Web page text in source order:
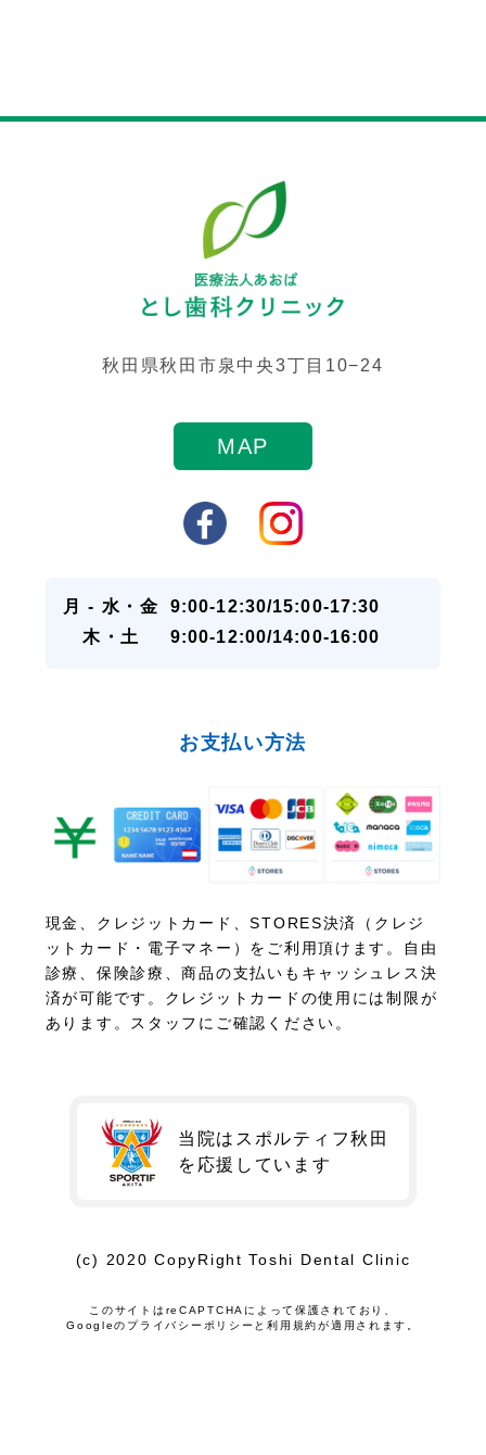
秋田県秋田市泉中央3丁目10−24
MAP
月 - 水・金
9:00-12:30/15:00-17:30
木・土
9:00-12:00/14:00-16:00
お支払い方法
現金、クレジットカード、STORES決済（クレジ
ットカード・電子マネー）をご利用頂けます。自由
診療、保険診療、商品の支払いもキャッシュレス決
済が可能です。クレジットカードの使用には制限が
あります。スタッフにご確認ください。
当院はスポルティフ秋田
を 応援しています
(c) 2020 CopyRight Toshi Dental Clinic
このサイトはreCAPTCHAによって保護されており、
Googleの プライバシーポリシー と利用規約が適用されます。